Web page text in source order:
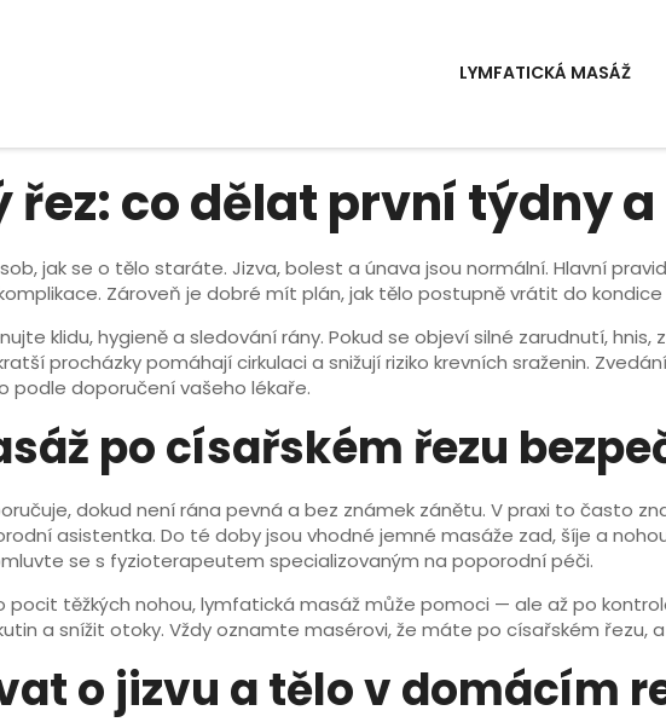
LYMFATICKÁ MASÁŽ
řez: co dělat první týdny
jak se o tělo staráte. Jizva, bolest a únava jsou normální. Hlavní
Zároveň je dobré mít plán, jak tělo postupně vrátit do
klidu, hygieně a sledování rány. Pokud se objeví silné zarudnutí,
procházky pomáhají cirkulaci a snižují riziko krevních sraženin.
podle doporučení vašeho lékaře.
po císařském řezu
dokud není rána pevná a bez známek zánětu. V praxi to často
asistentka. Do té doby jsou vhodné jemné masáže zad, šíje a
se s fyzioterapeutem specializovaným na poporodní péči.
těžkých nohou, lymfatická masáž může pomoci — ale až po
a snížit otoky. Vždy oznamte masérovi, že máte po císařském řezu,
o jizvu a tělo v domácím